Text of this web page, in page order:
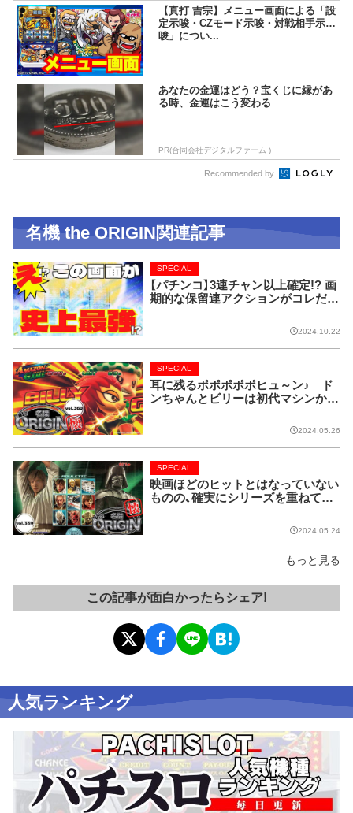
【真打 吉宗】メニュー画面による「設
定示唆・CZモード示唆・対戦相手示
唆」につい...
あなたの金運はどう？宝くじに縁があ
る時、金運はこう変わる
PR(合同会社デジタルファーム )
Recommended by
名機 the ORIGIN関連記事
【パチンコ】3連チャン以上確定!? 画
期的な保留連アクションがコレだ!
SPECIAL
2024.10.22
耳に残るポポポポポヒュ～ン♪ ド
ンちゃんとビリーは初代マシンから
SPECIAL
2024.05.26
映画ほどのヒットとはなっていない
ものの、確実にシリーズを重ねてい
SPECIAL
2024.05.24
もっと見る
この記事が面白かったらシェア!
人気ランキング